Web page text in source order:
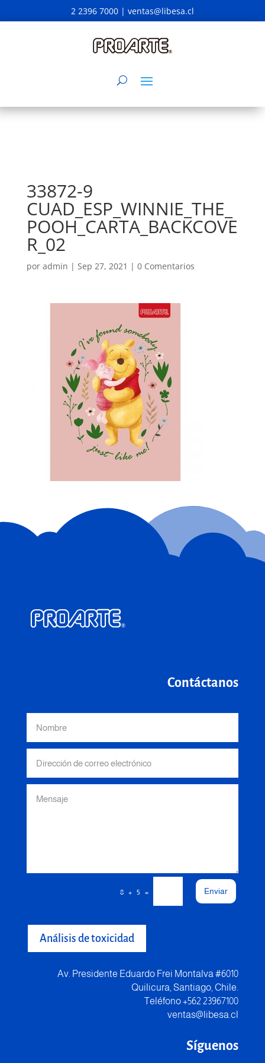
2 2396 7000 | ventas@libesa.cl
33872-9
CUAD_ESP_WINNIE_THE_
POOH_CARTA_BACKCOVE
R_02
por admin | Sep 27, 2021 | 0 Comentarios
Contáctanos
8 + 5 = Enviar
Análisis de toxicidad
Av. Presidente Eduardo Frei Montalva #6010
Quilicura, Santiago, Chile.
Teléfono +562 23967100
ventas@libesa.cl
Síguenos